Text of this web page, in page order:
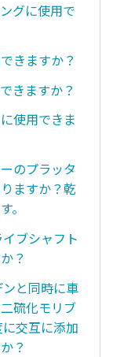
グに使用で
きますか？
きますか？
使用できま
のプラッタ
ますか？乾
。
ブシャフト
？
と同時に車
硫化モリブ
交互に添加
？